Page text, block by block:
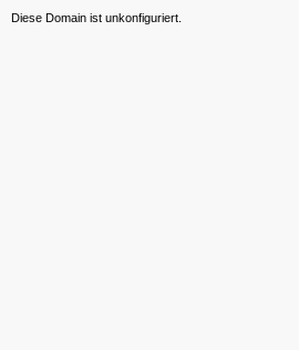
Diese Domain ist unkonfiguriert.